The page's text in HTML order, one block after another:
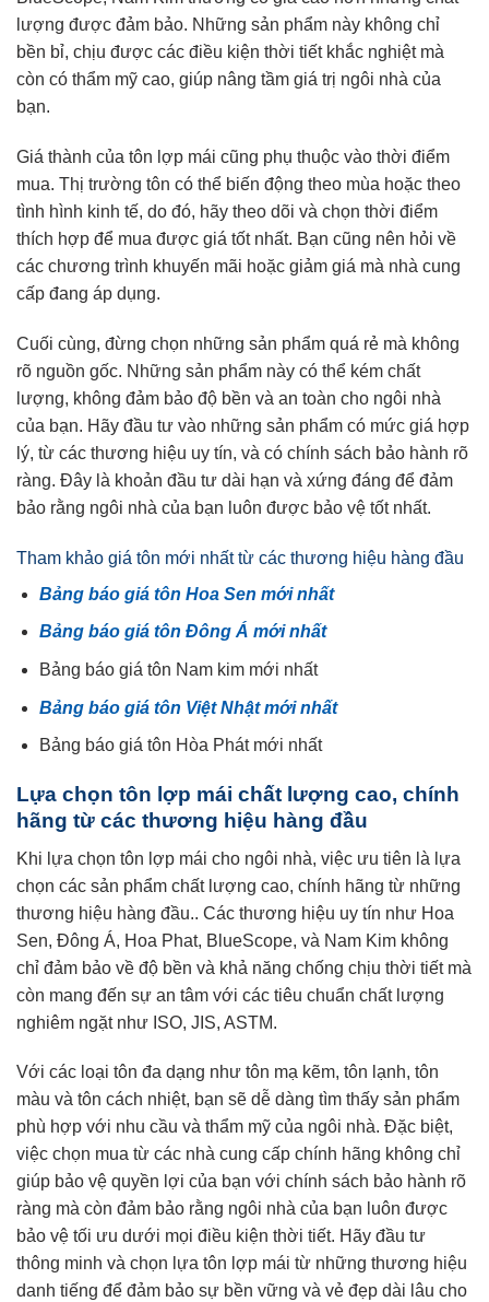
lượng được đảm bảo. Những sản phẩm này không chỉ
bền bỉ, chịu được các điều kiện thời tiết khắc nghiệt mà
còn có thẩm mỹ cao, giúp nâng tầm giá trị ngôi nhà của
bạn.
Giá thành của tôn lợp mái cũng phụ thuộc vào thời điểm
mua. Thị trường tôn có thể biến động theo mùa hoặc theo
tình hình kinh tế, do đó, hãy theo dõi và chọn thời điểm
thích hợp để mua được giá tốt nhất. Bạn cũng nên hỏi về
các chương trình khuyến mãi hoặc giảm giá mà nhà cung
cấp đang áp dụng.
Cuối cùng, đừng chọn những sản phẩm quá rẻ mà không
rõ nguồn gốc. Những sản phẩm này có thể kém chất
lượng, không đảm bảo độ bền và an toàn cho ngôi nhà
của bạn. Hãy đầu tư vào những sản phẩm có mức giá hợp
lý, từ các thương hiệu uy tín, và có chính sách bảo hành rõ
ràng. Đây là khoản đầu tư dài hạn và xứng đáng để đảm
bảo rằng ngôi nhà của bạn luôn được bảo vệ tốt nhất.
Tham khảo giá tôn mới nhất từ các thương hiệu hàng đầu
Bảng báo giá tôn Hoa Sen mới nhất
Bảng báo giá tôn Đông Á mới nhất
Bảng báo giá tôn Nam kim mới nhất
Bảng báo giá tôn Việt Nhật mới nhất
Bảng báo giá tôn Hòa Phát mới nhất
Lựa chọn tôn lợp mái chất lượng cao, chính
hãng từ các thương hiệu hàng đầu
Khi lựa chọn tôn lợp mái cho ngôi nhà, việc ưu tiên là lựa
chọn các sản phẩm chất lượng cao, chính hãng từ những
thương hiệu hàng đầu.. Các thương hiệu uy tín như Hoa
Sen, Đông Á, Hoa Phat, BlueScope, và Nam Kim không
chỉ đảm bảo về độ bền và khả năng chống chịu thời tiết mà
còn mang đến sự an tâm với các tiêu chuẩn chất lượng
nghiêm ngặt như ISO, JIS, ASTM.
Với các loại tôn đa dạng như tôn mạ kẽm, tôn lạnh, tôn
màu và tôn cách nhiệt, bạn sẽ dễ dàng tìm thấy sản phẩm
phù hợp với nhu cầu và thẩm mỹ của ngôi nhà. Đặc biệt,
việc chọn mua từ các nhà cung cấp chính hãng không chỉ
giúp bảo vệ quyền lợi của bạn với chính sách bảo hành rõ
ràng mà còn đảm bảo rằng ngôi nhà của bạn luôn được
bảo vệ tối ưu dưới mọi điều kiện thời tiết. Hãy đầu tư
thông minh và chọn lựa tôn lợp mái từ những thương hiệu
danh tiếng để đảm bảo sự bền vững và vẻ đẹp dài lâu cho